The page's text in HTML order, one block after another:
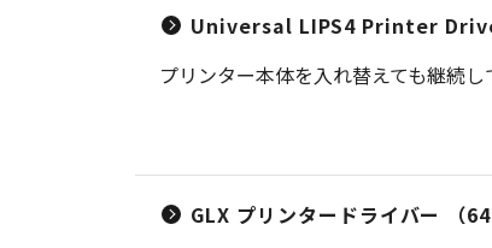
Universal LIPS4 Printer
プリンター本体を入れ替えても継続し
GLX プリンタードライバー （